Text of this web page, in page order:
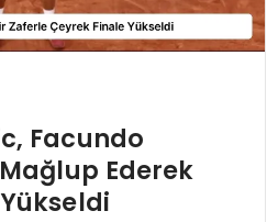
Facundo
Ederek